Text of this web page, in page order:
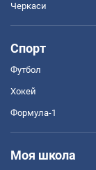
Черкаси
Спорт
Футбол
Хокей
Формула-1
Моя школа